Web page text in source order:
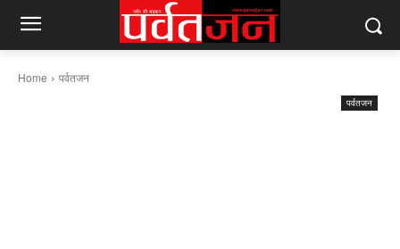
Home पर्वतजन
पर्वतजन